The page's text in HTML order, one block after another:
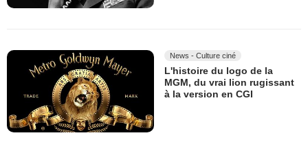
News - Culture ciné
L'histoire du logo de la
MGM, du vrai lion rugissant
à la version en CGI